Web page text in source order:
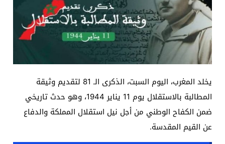
يخلد المغرب، اليوم السبت، الذكرى الـ 81 لتقديم وثيقة
المطالبة بالاستقلال يوم 11 يناير 1944، وهو حدث تاريخي
ضمن الكفاح الوطني من أجل نيل استقلال المملكة والدفاع
عن القيم المقدسة.